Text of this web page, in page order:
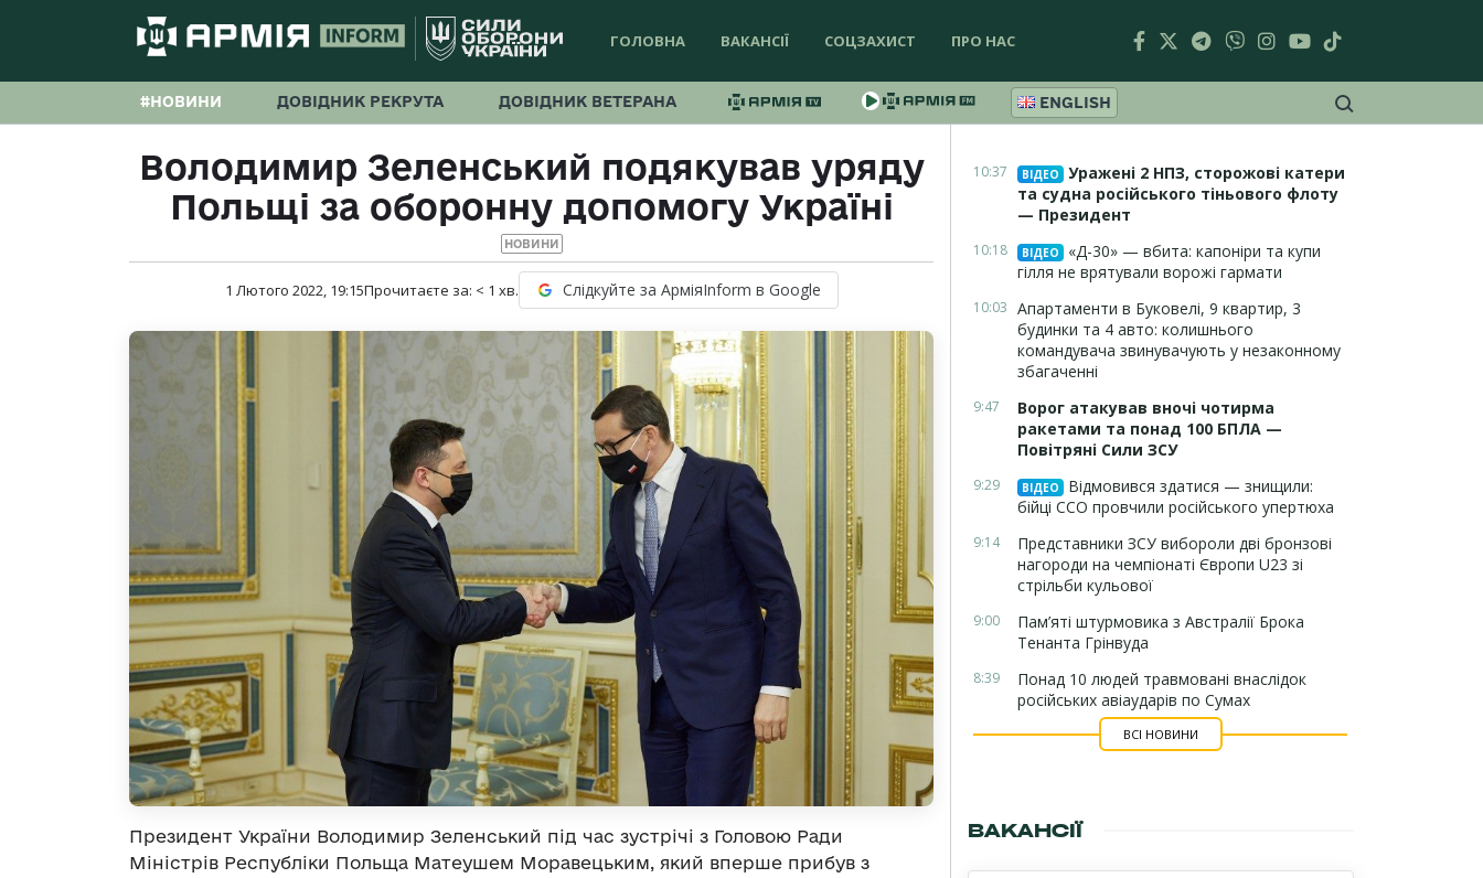
ГОЛОВНА ВАКАНСІЇ СОЦЗАХИСТ ПРО НАС
#НОВИНИ ДОВІДНИК РЕКРУТА ДОВІДНИК ВЕТЕРАНА ENGLISH
Володимир Зеленський подякував уряду
Польщі за оборонну допомогу Україні
НОВИНИ
1 Лютого 2022, 19:15Прочитаєте за: < 1 хв. Слідкуйте за АрміяInform в Google
Президент України Володимир Зеленський під час зустрічі з Головою Ради
Міністрів Республіки Польща Матеушем Моравецьким, який вперше прибув з
10:37 ВІДЕО
Уражені 2 НПЗ, сторожові катери
та судна російського тіньового флоту
— Президент
10:18 ВІДЕО
«Д-30» — вбита: капоніри та купи
гілля не врятували ворожі гармати
10:03 Апартаменти в Буковелі, 9 квартир, 3
будинки та 4 авто: колишнього
командувача звинувачують у незаконному
збагаченні
9:47
Ворог атакував вночі чотирма
ракетами та понад 100 БПЛА —
Повітряні Сили ЗСУ
9:29 ВІДЕО
Відмовився здатися — знищили:
бійці ССО провчили російського упертюха
9:14
Представники ЗСУ вибороли дві бронзові
нагороди на чемпіонаті Європи U23 зі
стрільби кульової
9:00
Пам’яті штурмовика з Австралії Брока
Тенанта Грінвуда
8:39
Понад 10 людей травмовані внаслідок
російських авіаударів по Сумах
ВСІ НОВИНИ
ВАКАНСІЇ